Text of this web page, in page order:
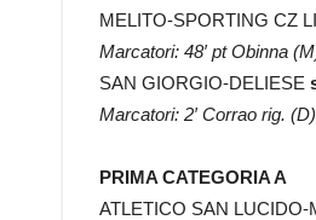
MELITO-SPORTING CZ
Marcatori: 48′ pt Obinna
SAN GIORGIO-DELIESE
Marcatori: 2′ Corrao rig.
PRIMA CATEGORIA A
ATLETICO SAN LUCIDO-